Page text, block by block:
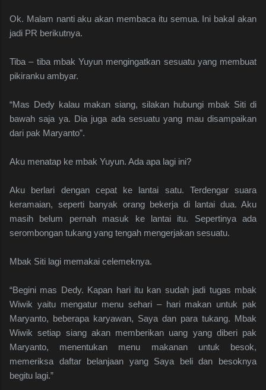
Ok. Malam nanti aku akan membaca itu semua. Ini bakal akan
jadi PR berikutnya.
Tiba – tiba mbak Yuyun mengingatkan sesuatu yang membuat
pikiranku ambyar.
“Mas Dedy kalau makan siang, silakan hubungi mbak Siti di
bawah saja ya. Dia juga ada sesuatu yang mau disampaikan
dari pak Maryanto”.
Aku menatap ke mbak Yuyun. Ada apa lagi ini?
Aku berlari dengan cepat ke lantai satu. Terdengar suara
keramaian, seperti banyak orang bekerja di lantai dua. Aku
masih belum pernah masuk ke lantai itu. Sepertinya ada
serombongan tukang yang tengah mengerjakan sesuatu.
Mbak Siti lagi memakai celemeknya.
“Begini mas Dedy. Kapan hari itu kan sudah jadi tugas mbak
Wiwik yaitu mengatur menu sehari – hari makan untuk pak
Maryanto, beberapa karyawan, Saya dan para tukang. Mbak
Wiwik setiap siang akan memberikan uang yang diberi pak
Maryanto, menentukan menu makanan untuk besok,
memeriksa daftar belanjaan yang Saya beli dan besoknya
begitu lagi.”